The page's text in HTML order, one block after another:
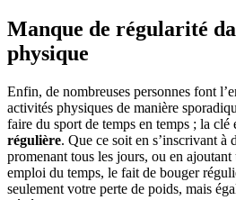
Manque de régularité
physique
Enfin, de nombreuses personnes font
activités physiques de manière
faire du sport de temps en temps ; la clé
régulière. Que ce soit en s’inscrivant à
promenant tous les jours, ou en
emploi du temps, le fait de bouger
seulement votre perte de poids, mais